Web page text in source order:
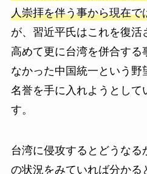
人崇拝を伴う事から現在で
が、習近平氏はこれを復活
高めて更に台湾を併合する
なかった中国統一という野
名誉を手に入れようとして
す。
台湾に侵攻するとどうなる
の状況をみていれば分かる